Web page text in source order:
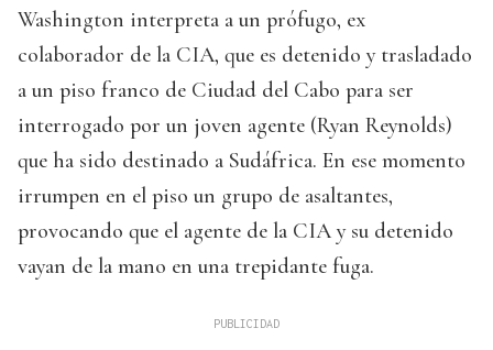
Washington interpreta a un prófugo, ex
colaborador de la CIA, que es detenido y trasladado
a un piso franco de Ciudad del Cabo para ser
interrogado por un joven agente (Ryan Reynolds)
que ha sido destinado a Sudáfrica. En ese momento
irrumpen en el piso un grupo de asaltantes,
provocando que el agente de la CIA y su detenido
vayan de la mano en una trepidante fuga.